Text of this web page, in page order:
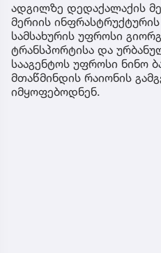
ადგილზე დედაქალაქის
მერიის
სამსახურის უფროსი
ტრანსპორტისა და
სააგენტოს უფროსი ნინო
მთაწმინდის რაიონის
იმყოფებოდნენ.